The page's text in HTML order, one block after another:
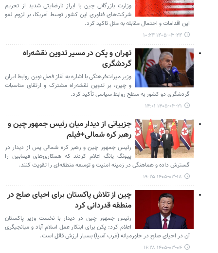
وزارت بازرگانی چین با ابراز نارضایتی شدید از تحریم
شرکت‌های فناوری این کشور توسط آمریکا، بر لزوم لغو
این اقدامات و احتمال مقابله به مثل تاکید کرد.
۱۴۰۵-۰۳-۲۴ ۱۰:۲۴
تهران و پکن در مسیر تدوین نقشه‌راه
گردشگری
وزیر میراث‌فرهنگی با اشاره به آغاز فصل نوین روابط ایران
و چین، بر تدوین نقشه‌راه مشترک و ارتقای مناسبات
گردشگری دو کشور به سطح روابط سیاسی تأکید کرد.
۱۴۰۵-۰۳-۲۱ ۱۴:۰۱
جزییاتی از دیدار میان رئیس جمهور چین و
رهبر کره‌ شمالی+فیلم
رئیس جمهور چین و رهبر کره شمالی پس از دیدار در
پیونگ یانگ اعلام کردند که همکاری‌های فیمابین را
گسترش داده و هماهنگی در زمینه امنیت و توسعه منطقه‌ای را تقویت کنند.
۱۴۰۵-۰۳-۱۸ ۱۹:۲۵
چین از تلاش پاکستان برای احیای صلح در
منطقه قدردانی کرد
رئیس جمهور چین در دیدار با نخست وزیر پاکستان
اعلام کرد: پکن برای ابتکار عمل اسلام آباد و میانجیگری
آن در احیای صلح در خاورمیانه (غرب آسیا) بسیار ارزش قائل است.
۱۴۰۵-۰۳-۰۴ ۱۶:۲۸